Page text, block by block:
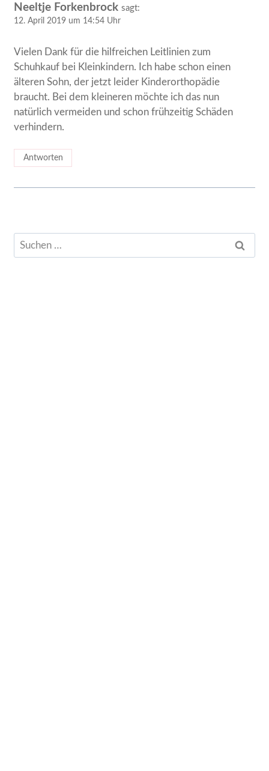
Neeltje Forkenbrock sagt:
12. April 2019 um 14:54 Uhr
Vielen Dank für die hilfreichen Leitlinien zum
Schuhkauf bei Kleinkindern. Ich habe schon einen
älteren Sohn, der jetzt leider Kinderorthopädie
braucht. Bei dem kleineren möchte ich das nun
natürlich vermeiden und schon frühzeitig Schäden
verhindern.
Antworten
Suchen
nach: